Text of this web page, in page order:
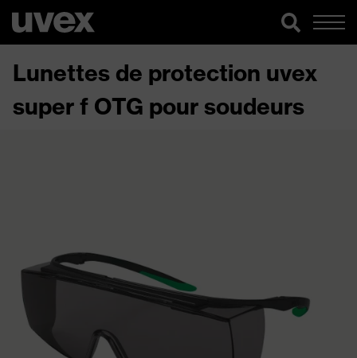
Lunettes de protection uvex
super f OTG pour soudeurs